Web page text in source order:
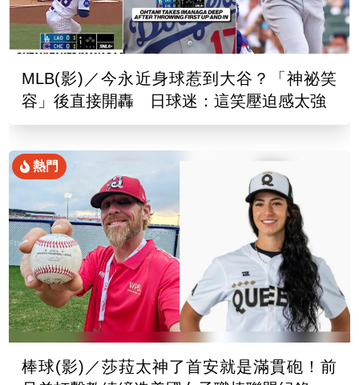
MLB(影)／今永近身球惹到大谷？「神祕笑
容」後直接開轟 日球迷：這笑壓迫感太強
熱門
棒球(影)／莎菈太神了首安就是滿貫砲！前